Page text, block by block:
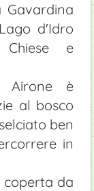
Gavardina
d'Idro
Chiese e
Airone è
al bosco
ben
in
da